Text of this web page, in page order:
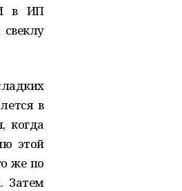
И в ИП
в
когда
этой
же по
Затем